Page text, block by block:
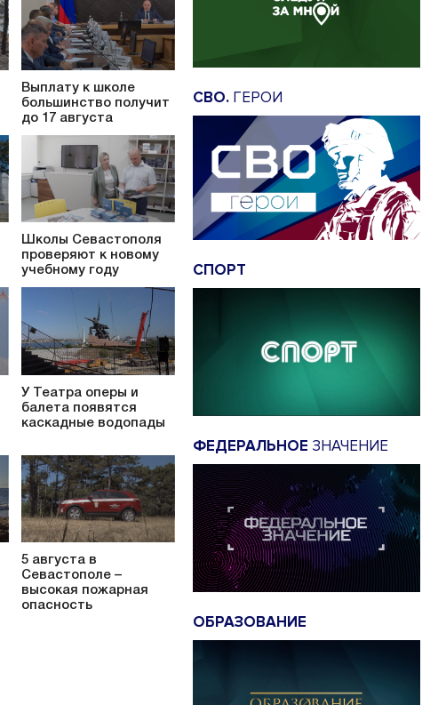
Выплату к школе
большинство получит
до 17 августа
Школы Севастополя
проверяют к новому
учебному году
У Театра оперы и
балета появятся
каскадные водопады
5 августа в
Севастополе –
высокая пожарная
опасность
СВО. ГЕРОИ
СПОРТ
ФЕДЕРАЛЬНОЕ ЗНАЧЕНИЕ
ОБРАЗОВАНИЕ